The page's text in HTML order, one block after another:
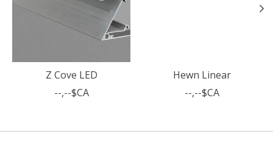
Z Cove LED
--,--$CA
Hewn Linear
--,--$CA